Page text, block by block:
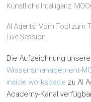
Künstliche Intelligenz
AI Agents: Vom Tool zum
Live Session
Die Aufzeichnung
Wissensmanagement-
inside workspace zu AI
Academy-Kanal